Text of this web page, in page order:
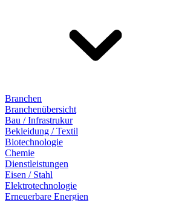
Branchen
Branchenübersicht
Bau / Infrastrukur
Bekleidung / Textil
Biotechnologie
Chemie
Dienstleistungen
Eisen / Stahl
Elektrotechnologie
Erneuerbare Energien